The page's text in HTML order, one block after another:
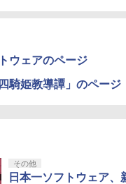
ウェアのページ
騎姫教導譚」のページ
その他
日本一ソフトウェア、